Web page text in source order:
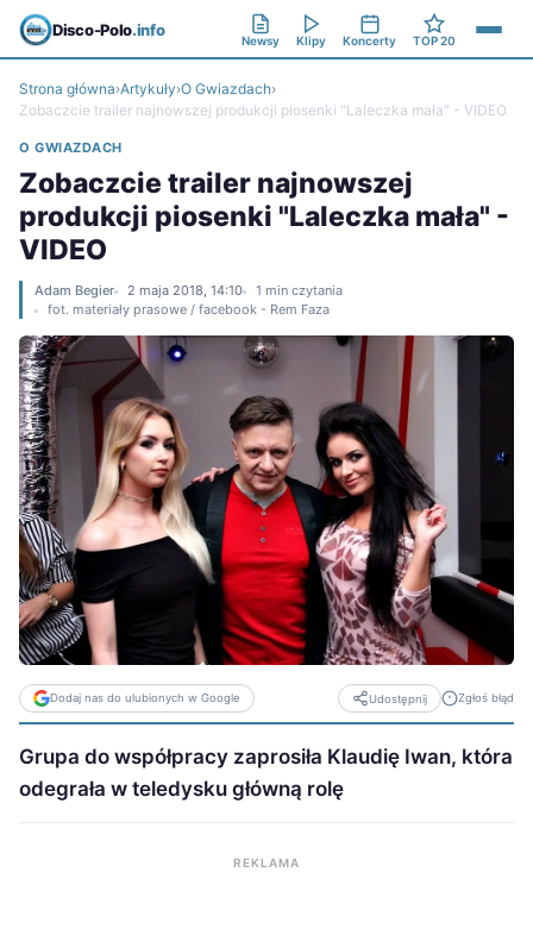
Disco-Polo.info
Newsy Klipy Koncerty TOP 20
Strona główna›Artykuły›O Gwiazdach›
Zobaczcie trailer najnowszej produkcji piosenki "Laleczka mała" - VIDEO
O GWIAZDACH
Zobaczcie trailer najnowszej
produkcji piosenki "Laleczka mała" -
VIDEO
Adam Begier 2 maja 2018, 14:10
1 min czytania
fot. materiały prasowe / facebook - Rem Faza
Dodaj nas do ulubionych w Google Udostępnij Zgłoś błąd
Grupa do współpracy zaprosiła Klaudię Iwan, która
odegrała w teledysku główną rolę
REKLAMA